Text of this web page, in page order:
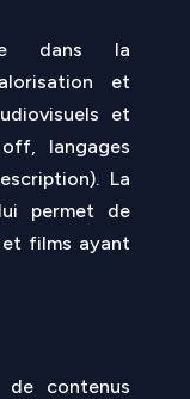
dans la
et
et
langages
La
permet de
films ayant
de contenus